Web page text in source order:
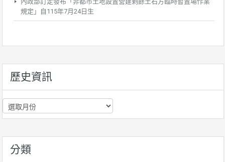
規定」自115年7月24日生
歷史資訊
歷
史
分類